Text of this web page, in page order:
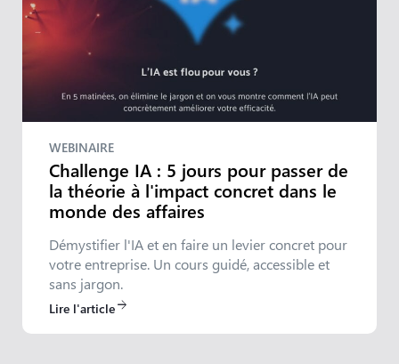
WEBINAIRE
Challenge IA : 5 jours pour passer de
la théorie à l'impact concret dans le
monde des affaires
Démystifier l'IA et en faire un levier concret pour
votre entreprise. Un cours guidé, accessible et
sans jargon.
Lire l'articlearrow_forward